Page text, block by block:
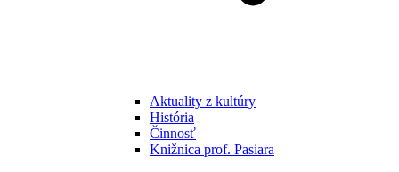
Aktuality z kultúry
História
Činnosť
Knižnica prof. Pasiara